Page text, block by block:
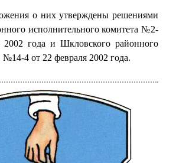
о них утверждены решениями
исполнительного комитета №2-
года и Шкловского районного
№14-4 от 22 февраля 2002 года.